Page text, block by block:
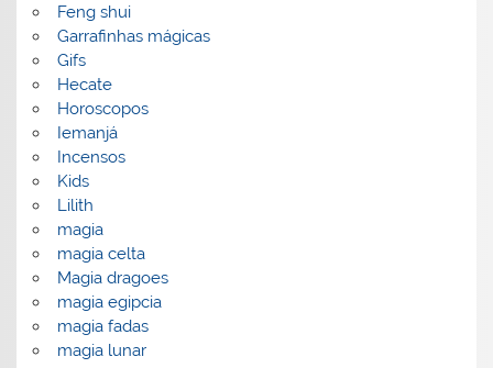
Feng shui
Garrafinhas mágicas
Gifs
Hecate
Horoscopos
Iemanjá
Incensos
Kids
Lilith
magia
magia celta
Magia dragoes
magia egipcia
magia fadas
magia lunar